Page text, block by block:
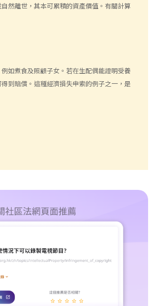
然離世，其本可累積的資產價值。有關計算
如煮食及照顧子女。若在生配偶能證明受養
到賠償。這種經濟損失申索的例子之一，是